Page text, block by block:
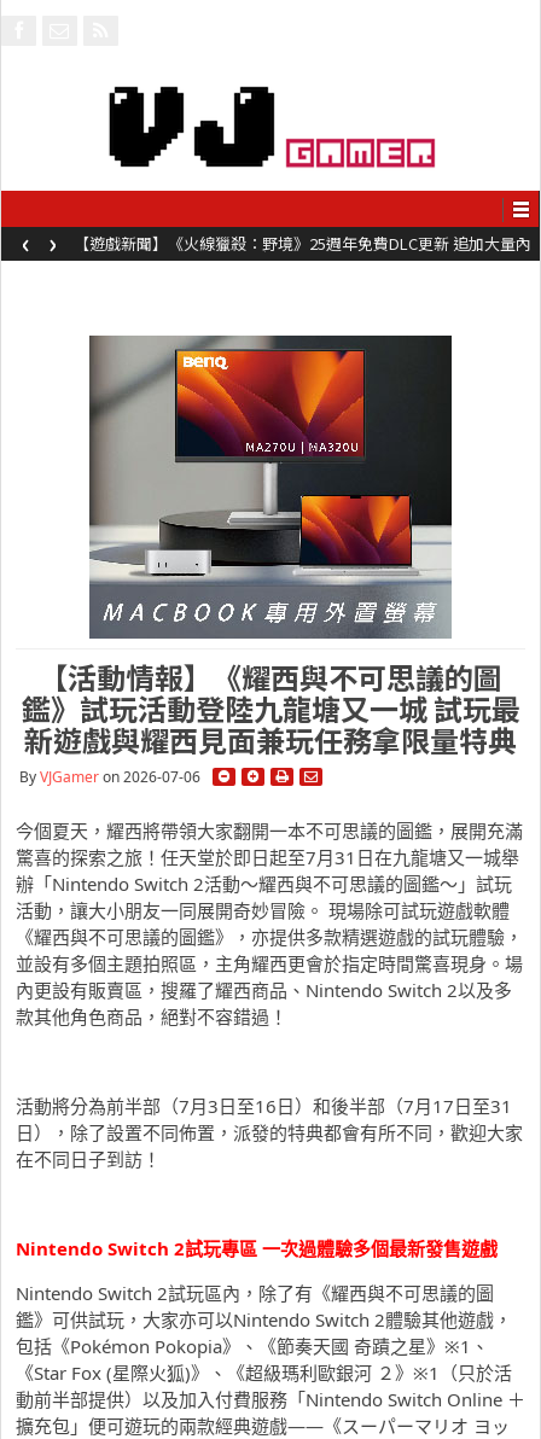
【遊戲新聞】《火線獵殺：野境》25週年免費DLC更新 追加大量內
容同時系舊作限時超平價折扣
‹ ›
【活動情報】《耀西與不可思議的圖
鑑》試玩活動登陸九龍塘又一城 試玩最
新遊戲與耀西見面兼玩任務拿限量特典
ByVJGameron 2026-07-06
今個夏天，耀西將帶領大家翻開一本不可思議的圖鑑，展開充滿
驚喜的探索之旅！任天堂於即日起至7月31日在九龍塘又一城舉
辦「Nintendo Switch 2活動～耀西與不可思議的圖鑑～」試玩
活動，讓大小朋友一同展開奇妙冒險。 現場除可試玩遊戲軟體
《耀西與不可思議的圖鑑》，亦提供多款精選遊戲的試玩體驗，
並設有多個主題拍照區，主角耀西更會於指定時間驚喜現身。場
內更設有販賣區，搜羅了耀西商品、Nintendo Switch 2以及多
款其他角色商品，絕對不容錯過！
活動將分為前半部（7月3日至16日）和後半部（7月17日至31
日），除了設置不同佈置，派發的特典都會有所不同，歡迎大家
在不同日子到訪！
Nintendo Switch 2試玩專區 一次過體驗多個最新發售遊戲
Nintendo Switch 2試玩區內，除了有《耀西與不可思議的圖
鑑》可供試玩，大家亦可以Nintendo Switch 2體驗其他遊戲，
包括《Pokémon Pokopia》、《節奏天國 奇蹟之星》※1、
《Star Fox (星際火狐)》、《超級瑪利歐銀河 ２》※1（只於活
動前半部提供）以及加入付費服務「Nintendo Switch Online ＋
擴充包」便可遊玩的兩款經典遊戲——《スーパーマリオ ヨッ